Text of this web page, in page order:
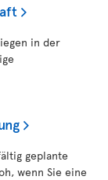
in der
geplante
wenn Sie eine